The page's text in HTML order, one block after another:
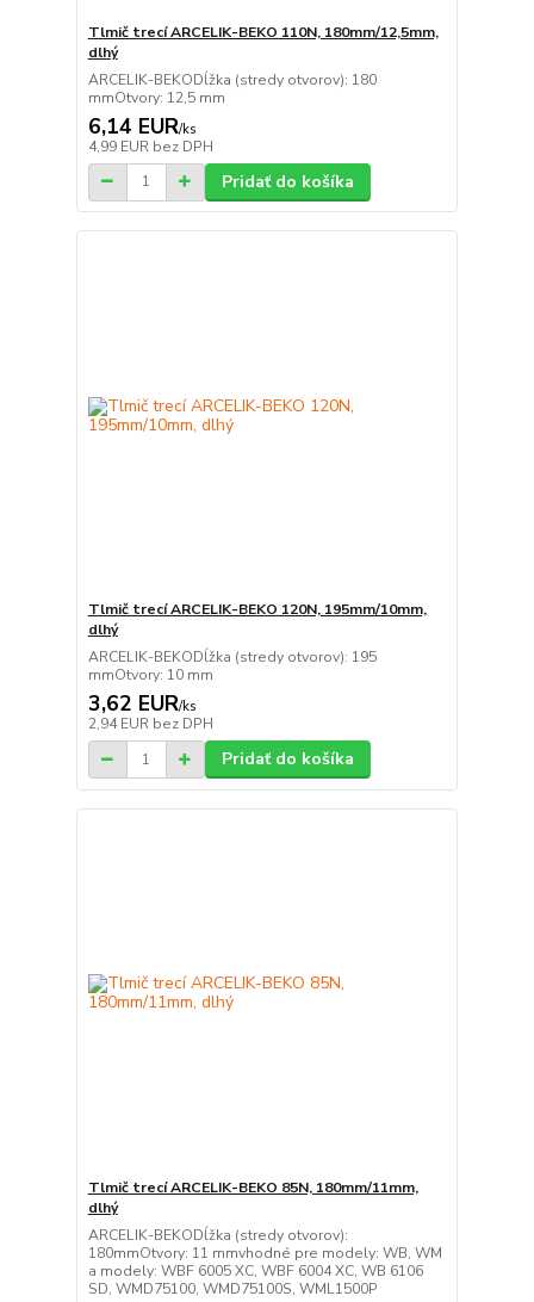
Tlmič trecí ARCELIK-BEKO 110N, 180mm/12,5mm,
dlhý
ARCELIK-BEKODĺžka (stredy otvorov): 180
mmOtvory: 12,5 mm
6,14 EUR/ks
4,99 EUR bez DPH
Pridať do košíka
Tlmič trecí ARCELIK-BEKO 120N, 195mm/10mm,
dlhý
ARCELIK-BEKODĺžka (stredy otvorov): 195
mmOtvory: 10 mm
3,62 EUR/ks
2,94 EUR bez DPH
Pridať do košíka
Tlmič trecí ARCELIK-BEKO 85N, 180mm/11mm,
dlhý
ARCELIK-BEKODĺžka (stredy otvorov):
180mmOtvory: 11 mmvhodné pre modely: WB, WM
a modely: WBF 6005 XC, WBF 6004 XC, WB 6106
SD, WMD75100, WMD75100S, WML1500P